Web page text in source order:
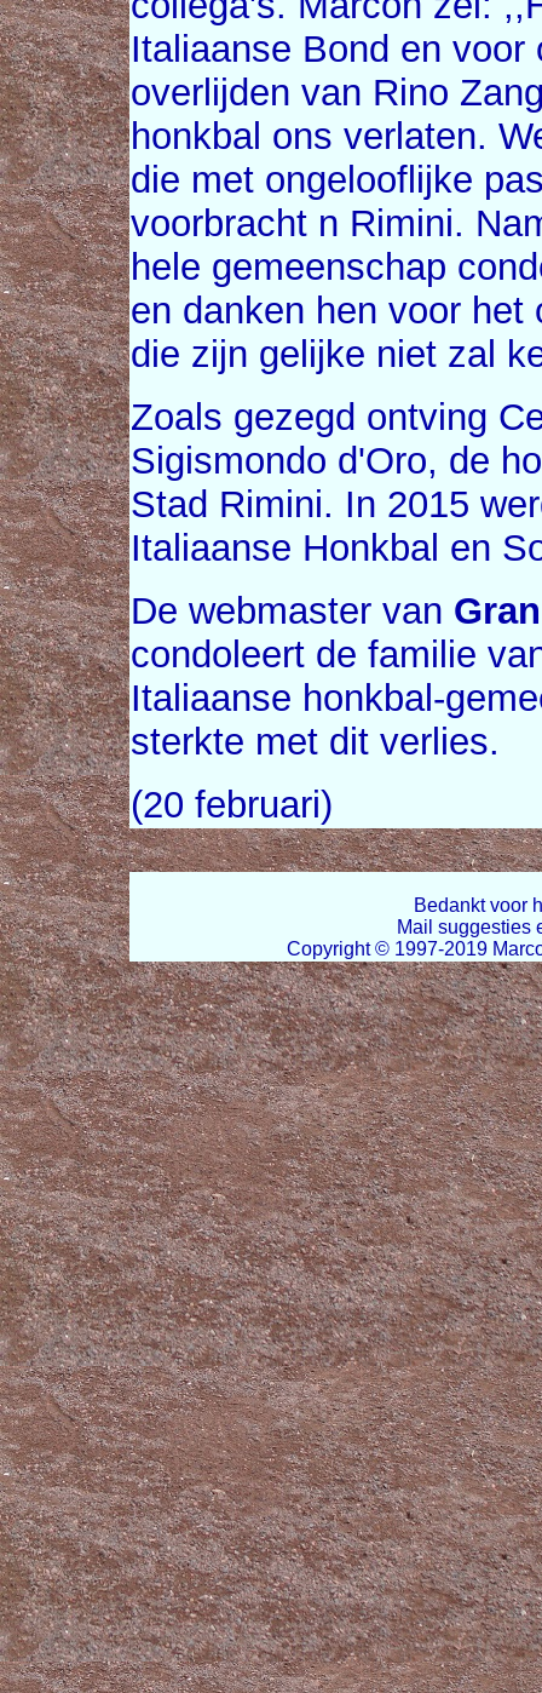
Italiaanse Bond en
overlijden van Rino
honkbal ons verlaten.
die met ongelooflijke
voorbracht n Rimini.
hele gemeenschap
en danken hen voor het
die zijn gelijke niet zal
Zoals gezegd ontving
Sigismondo d'Oro, de
Stad Rimini. In 2015
Italiaanse Honkbal en
De webmaster van
condoleert de familie
Italiaanse honkbal-
sterkte met dit verlies.
(20 februari)
Bedankt voor
Mail suggesties
Copyright © 1997-2019